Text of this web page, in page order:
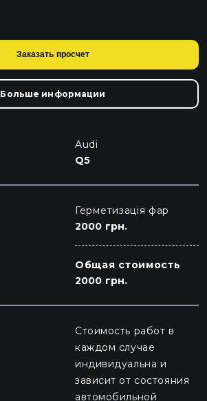
Заказать просчет
Больше информации
Audi
Q5
Герметизація фар
2000 грн.
Общая стоимость
2000 грн.
Стоимость работ в
каждом случае
индивидуальна и
зависит от состояния
автомобильной